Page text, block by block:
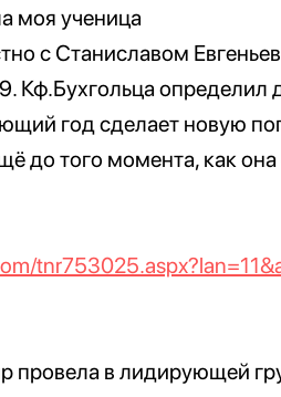
моя ученица
с Станиславом
Кф.Бухгольца определил
год сделает новую
до того момента, как она
провела в лидирующей